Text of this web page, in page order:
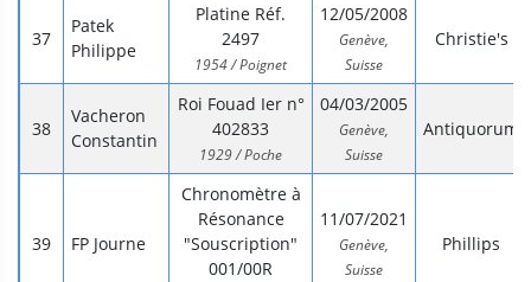
Patek
Philippe
Platine Réf.
2497
1954 / Poignet
12/05/2008
Genève,
Suisse
Christie's
Vacheron
Constantin
Roi Fouad Ier n°
402833
1929 / Poche
04/03/2005
Genève,
Suisse
Antiquorum
FP Journe
Chronomètre à
Résonance
"Souscription"
001/00R
11/07/2021
Genève,
Suisse
Phillips